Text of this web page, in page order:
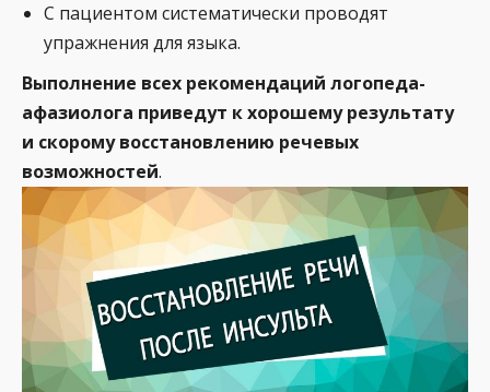
С пациентом систематически проводят
упражнения для языка.
Выполнение всех рекомендаций логопеда-
афазиолога приведут к хорошему результату
и скорому восстановлению речевых
возможностей.